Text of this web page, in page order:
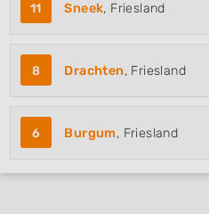
11 Sneek, Friesland
8 Drachten, Friesland
6 Burgum, Friesland